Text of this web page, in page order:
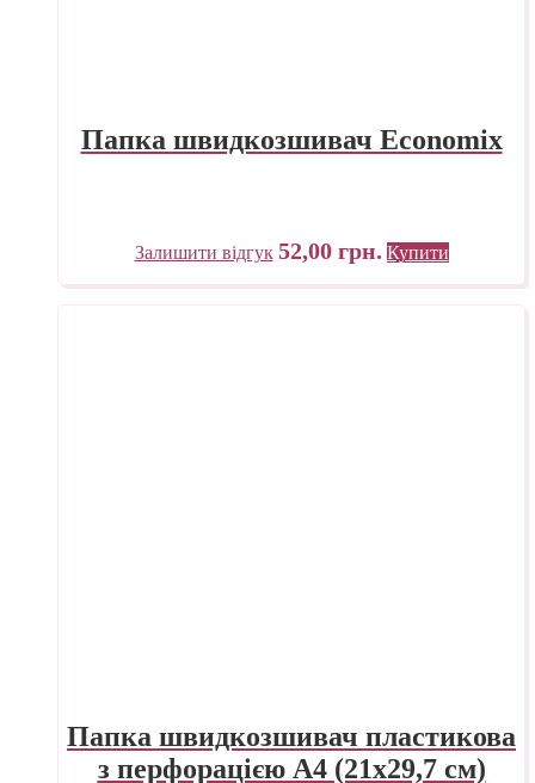
Папка швидкозшивач Economix
Залишити відгук 52,00 грн. Купити
Папка швидкозшивач пластикова
з перфорацією А4 (21х29,7 см)